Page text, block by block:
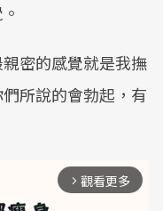
密的感覺就是我撫
所說的會勃起，有
arrow_forward_ios 觀看更多